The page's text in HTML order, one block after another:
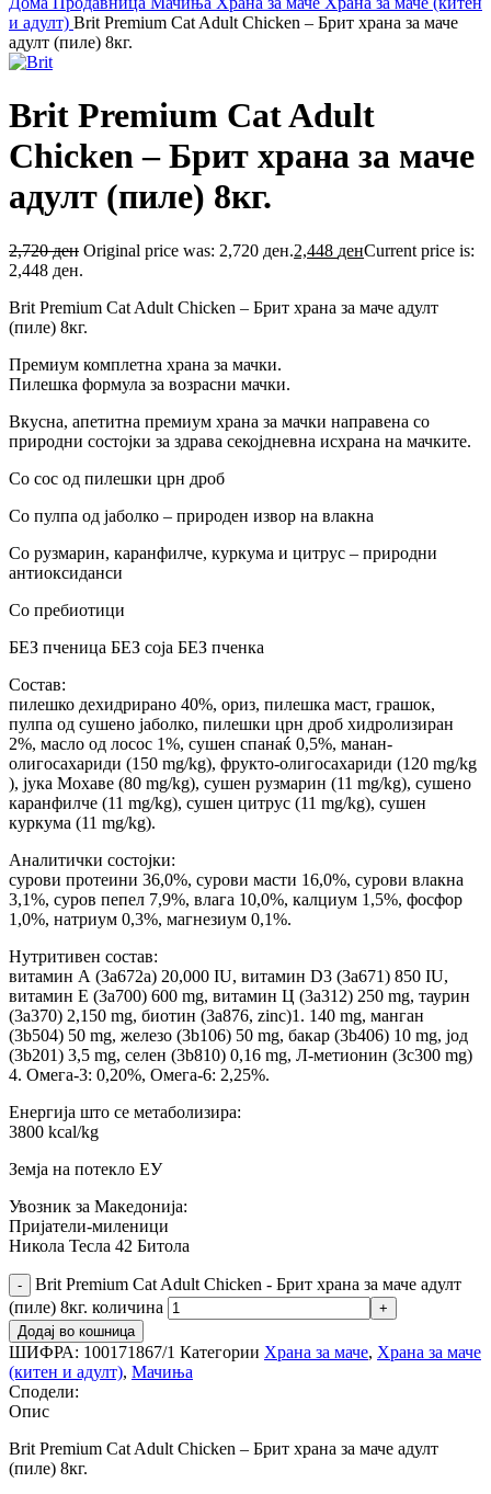
и адулт) Brit Premium Cat Adult Chicken – Брит храна за маче
адулт (пиле) 8кг.
Brit Premium Cat Adult
Chicken – Брит храна за маче
адулт (пиле) 8кг.
2,720ден Original price was: 2,720 ден.2,448 денCurrent price is:
2,448 ден.
Brit Premium Cat Adult Chicken – Брит храна за маче адулт
(пиле) 8кг.
Премиум комплетна храна за мачки.
Пилешка формула за возрасни мачки.
Вкусна, апетитна премиум храна за мачки направена со
природни состојки за здрава секојдневна исхрана на мачките.
Со сос од пилешки црн дроб
Со пулпа од јаболко – природен извор на влакна
Со рузмарин, каранфилче, куркума и цитрус – природни
антиоксиданси
Со пребиотици
БЕЗ пченица БЕЗ соја БЕЗ пченка
Состав:
пилешко дехидрирано 40%, ориз, пилешка маст, грашок,
пулпа од сушено јаболко, пилешки црн дроб хидролизиран
2%, масло од лосос 1%, сушен спанаќ 0,5%, манан-
олигосахариди (150 mg/kg), фрукто-олигосахариди (120 mg/kg
), јука Мохаве (80 mg/kg), сушен рузмарин (11 mg/kg), сушено
каранфилче (11 mg/kg), сушен цитрус (11 mg/kg), сушен
куркума (11 mg/kg).
Аналитички состојки:
сурови протеини 36,0%, сурови масти 16,0%, сурови влакна
3,1%, суров пепел 7,9%, влага 10,0%, калциум 1,5%, фосфор
1,0%, натриум 0,3%, магнезиум 0,1%.
Нутритивен состав:
витамин А (3a672a) 20,000 IU, витамин D3 (3a671) 850 IU,
витамин Е (3a700) 600 mg, витамин Ц (3a312) 250 mg, таурин
(3a370) 2,150 mg, биотин (3a876, zinc)1. 140 mg, манган
(3b504) 50 mg, железо (3b106) 50 mg, бакар (3b406) 10 mg, јод
(3b201) 3,5 mg, селен (3b810) 0,16 mg, Л-метионин (3c300 mg)
4. Омега-3: 0,20%, Омега-6: 2,25%.
Енергија што се метаболизира:
3800 kcal/kg
Земја на потекло ЕУ
Увозник за Македонија:
Пријатели-миленици
Никола Тесла 42 Битола
Brit Premium Cat Adult Chicken - Брит храна за маче адулт
(пиле) 8кг. количина
Додај во кошница
ШИФРА: 100171867/1 Категории Храна за маче, Храна за маче
(китен и адулт), Мачиња
Сподели:
Опис
Brit Premium Cat Adult Chicken – Брит храна за маче адулт
(пиле) 8кг.